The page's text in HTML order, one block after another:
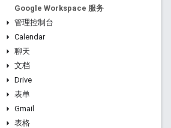
Google Workspace 服务
管理控制台
Calendar
聊天
文档
Drive
表单
Gmail
表格